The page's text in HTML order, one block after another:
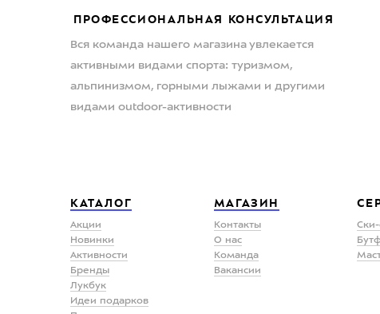
ПРОФЕССИОНАЛЬНАЯ КОНСУЛЬТАЦИЯ
Вся команда нашего магазина увлекается
активными видами спорта: туризмом,
альпинизмом, горными лыжами и другими
видами outdoor-активности
КАТАЛОГ
Акции
Новинки
Активности
Бренды
Лукбук
Идеи подарков
МАГАЗИН
Контакты
О нас
Команда
Вакансии
Ски-